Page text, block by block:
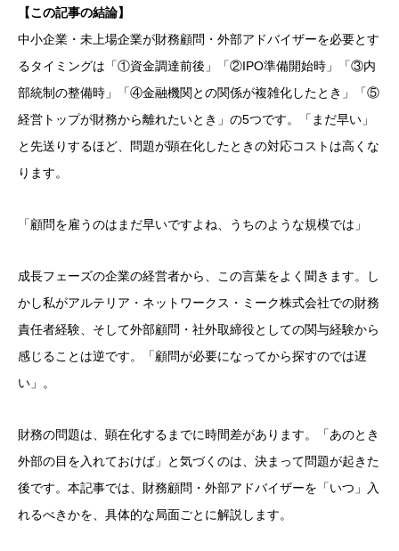
【この記事の結論】
中小企業・未上場企業が財務顧問・外部アドバイザーを必要とす
るタイミングは「①資金調達前後」「②IPO準備開始時」「③内
部統制の整備時」「④金融機関との関係が複雑化したとき」「⑤
経営トップが財務から離れたいとき」の5つです。「まだ早い」
と先送りするほど、問題が顕在化したときの対応コストは高くな
ります。
「顧問を雇うのはまだ早いですよね、うちのような規模では」
成長フェーズの企業の経営者から、この言葉をよく聞きます。し
かし私がアルテリア・ネットワークス・ミーク株式会社での財務
責任者経験、そして外部顧問・社外取締役としての関与経験から
感じることは逆です。「顧問が必要になってから探すのでは遅
い」。
財務の問題は、顕在化するまでに時間差があります。「あのとき
外部の目を入れておけば」と気づくのは、決まって問題が起きた
後です。本記事では、財務顧問・外部アドバイザーを「いつ」入
れるべきかを、具体的な局面ごとに解説します。